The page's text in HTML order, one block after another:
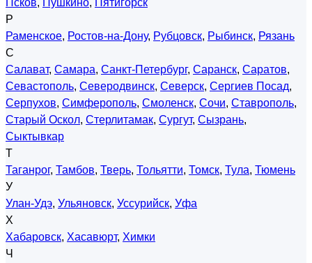
Псков, Пушкино, Пятигорск
Р
Раменское, Ростов-на-Дону, Рубцовск, Рыбинск, Рязань
С
Салават, Самара, Санкт-Петербург, Саранск, Саратов,
Севастополь, Северодвинск, Северск, Сергиев Посад,
Серпухов, Симферополь, Смоленск, Сочи, Ставрополь,
Старый Оскол, Стерлитамак, Сургут, Сызрань,
Сыктывкар
Т
Таганрог, Тамбов, Тверь, Тольятти, Томск, Тула, Тюмень
У
Улан-Удэ, Ульяновск, Уссурийск, Уфа
Х
Хабаровск, Хасавюрт, Химки
Ч